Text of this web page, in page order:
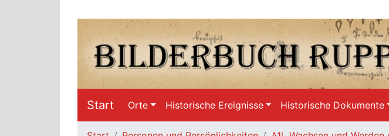
Start Orte Historische Ereignisse Historische Dokumente